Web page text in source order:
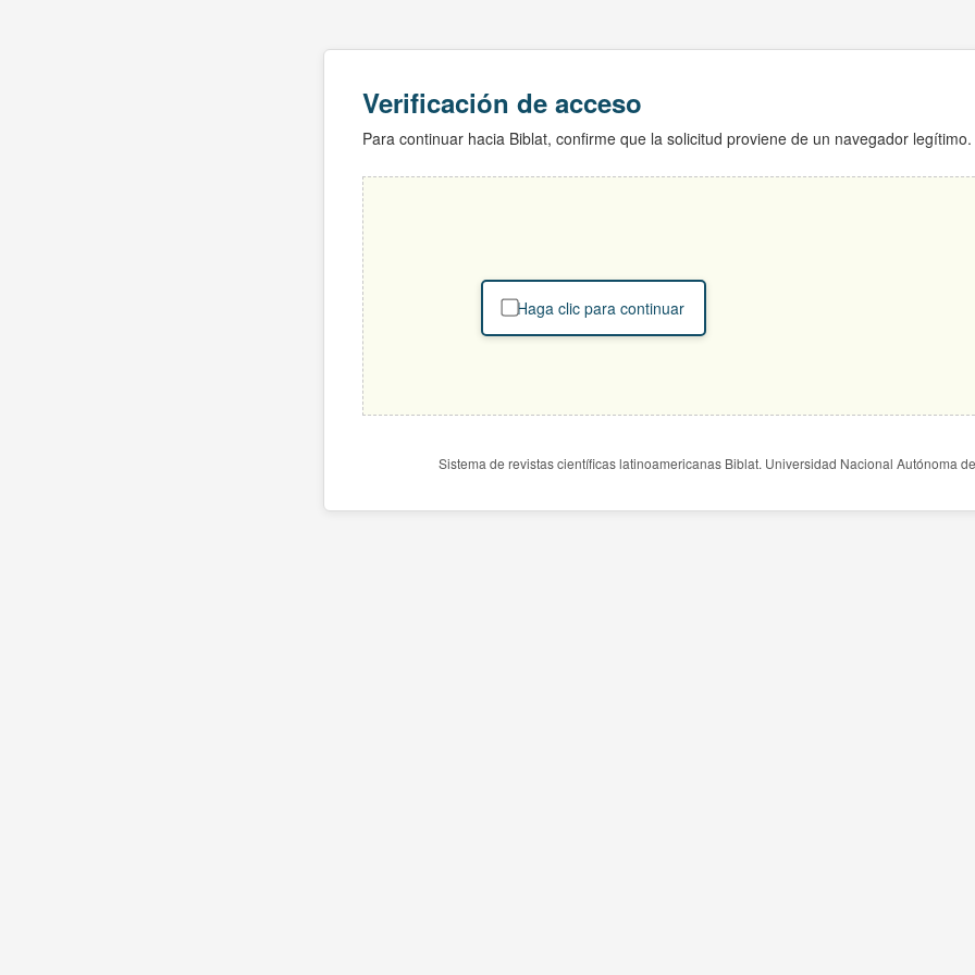
Verificación de acceso
Para continuar hacia Biblat, confirme que la solicitud proviene de un navegador legítimo.
Haga clic para continuar
Sistema de revistas científicas latinoamericanas Biblat. Universidad Nacional Autónoma